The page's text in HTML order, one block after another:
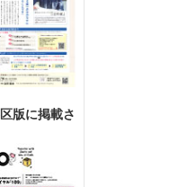
版に掲載さ